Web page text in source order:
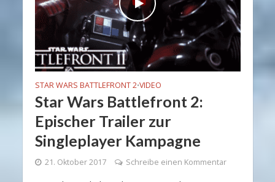
STAR WARS BATTLEFRONT 2•VIDEO
Star Wars Battlefront 2:
Epischer Trailer zur
Singleplayer Kampagne
21. Oktober 2017 Schreibe einen Kommentar